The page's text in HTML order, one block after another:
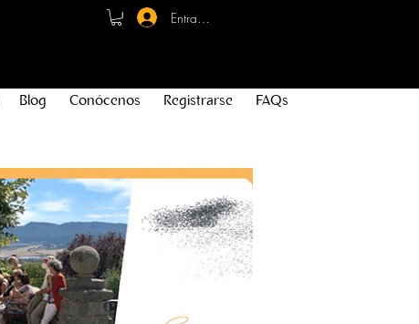
Entrar - Registro
Blog Conócenos Registrarse FAQs